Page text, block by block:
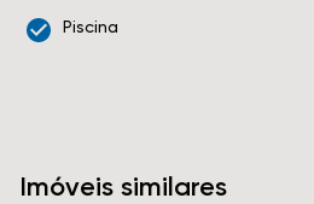
Piscina
Imóveis similares